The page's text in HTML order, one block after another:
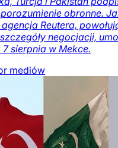
obronne.
Reutera,
negocjacji,
sierpnia w Mekce.
mediów